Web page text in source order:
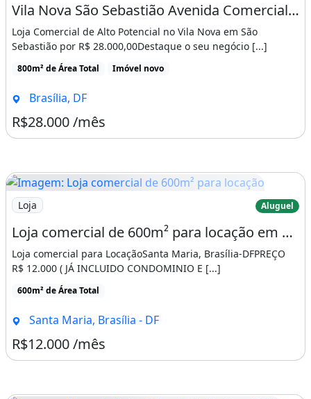
Vila Nova São Sebastião Avenida Comercial loja 2 Pavimentos Vão Livre Locação
Loja Comercial de Alto Potencial no Vila Nova em São
Sebastião por R$ 28.000,00Destaque o seu negócio [...]
800m² de Área Total Imóvel novo
Brasília, DF
R$28.000 /mês
Imagem: Loja comercial de 600m² para locação
Loja Aluguel
Loja comercial de 600m² para locação em Santa Maria-DF oportunidade única!
Loja comercial para LocaçãoSanta Maria, Brasília-DFPREÇO
R$ 12.000 ( JÁ INCLUIDO CONDOMINIO E [...]
600m² de Área Total
Santa Maria, Brasília - DF
R$12.000 /mês